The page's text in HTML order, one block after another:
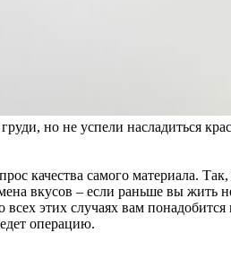
но не успели насладиться
качества самого материала.
– если раньше вы жить не
этих случаях вам
операцию.